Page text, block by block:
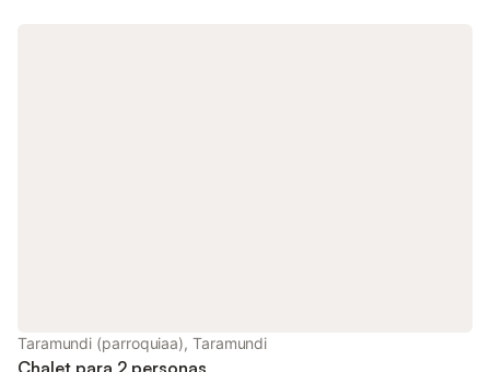
Taramundi (parroquiaa), Taramundi
Chalet para 2 personas